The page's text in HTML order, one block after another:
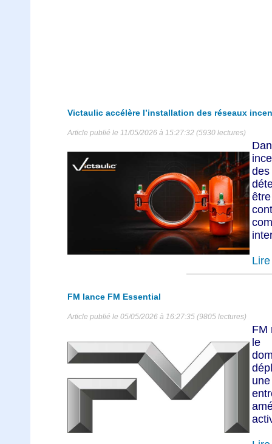
Victaulic accélère l’installation des réseaux
Article publié le 11/05/2026 à 15:27:32 (5930 lectures)
FM lance FM Essential
Article publié le 05/05/2026 à 16:27:35 (9805 lectures)
FM
le